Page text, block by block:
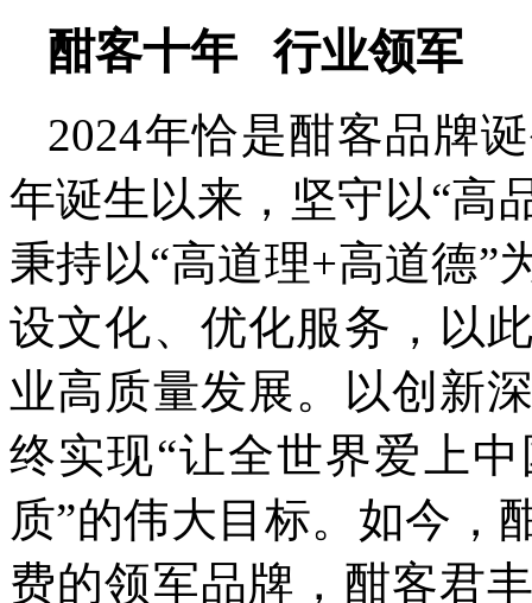
酣客十年 行业领军
2024年恰是酣客品牌
年诞生以来，坚守以“高
秉持以“高道理+高道德”
设文化、优化服务，以
业高质量发展。以创新
终实现“让全世界爱上
质”的伟大目标。如今，
费的领军品牌，酣客君